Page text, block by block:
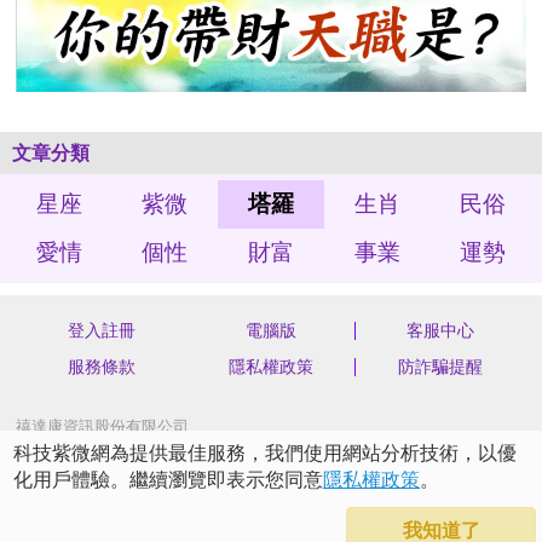
科技紫微網為提供最佳服務，我們使用網站分析技術，以優
化用戶體驗。繼續瀏覽即表示您同意隱私權政策。
我知道了
文章分類
星座 紫微 塔羅 生肖
民俗
愛情
個性 財富 事業 運勢
登入註冊 電腦版
客服中心
服務條款
隱私權政策 防詐騙提醒
禧達康資訊股份有限公司
統編 70562904
新北市汐止區新台五路一段75號4樓之3